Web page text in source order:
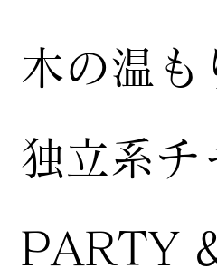
木の温も
独立系チ
PARTY